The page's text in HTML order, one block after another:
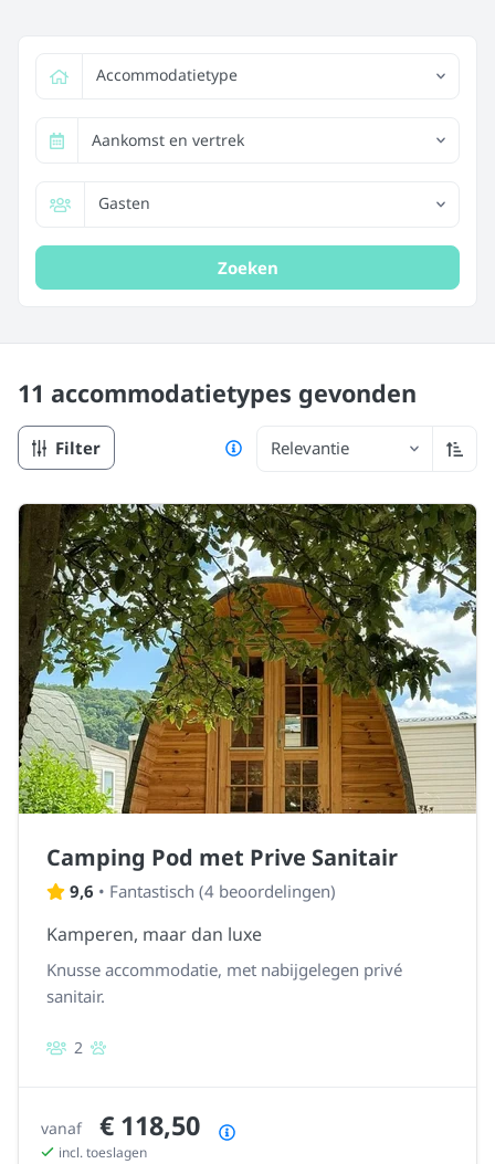
Accommodatietype
Aankomst en vertrek
Gasten
Zoeken
11 accommodatietypes gevonden
Filter Relevantie
Camping Pod met Prive Sanitair
9,6 • Fantastisch (4 beoordelingen)
Kamperen, maar dan luxe
Knusse accommodatie, met nabijgelegen privé
sanitair.
2
vanaf € 118,50
incl. toeslagen